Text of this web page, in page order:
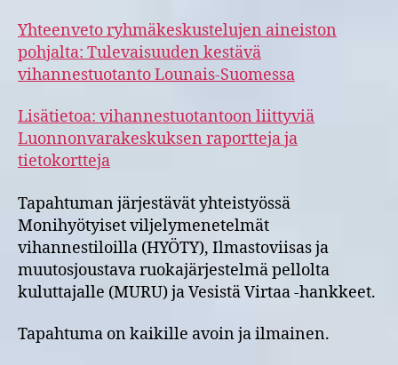
Yhteenveto ryhmäkeskustelujen aineiston
pohjalta: Tulevaisuuden kestävä
vihannestuotanto Lounais-Suomessa
Lisätietoa: vihannestuotantoon liittyviä
Luonnonvarakeskuksen raportteja ja
tietokortteja
Tapahtuman järjestävät yhteistyössä
Monihyötyiset viljelymenetelmät
vihannestiloilla (HYÖTY), Ilmastoviisas ja
muutosjoustava ruokajärjestelmä pellolta
kuluttajalle (MURU) ja Vesistä Virtaa -hankkeet.
Tapahtuma on kaikille avoin ja ilmainen.